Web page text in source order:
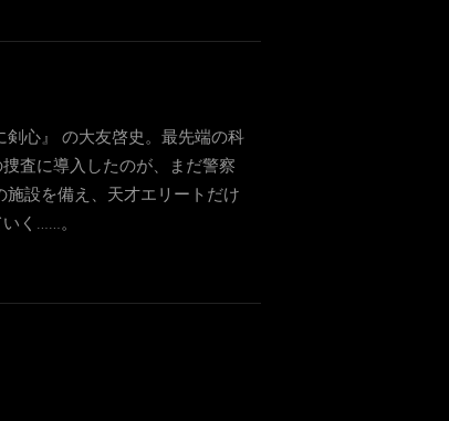
心』 の大友啓史。最先端の科
査に導入したのが、まだ警察
設を備え、天才エリートだけ
く……。